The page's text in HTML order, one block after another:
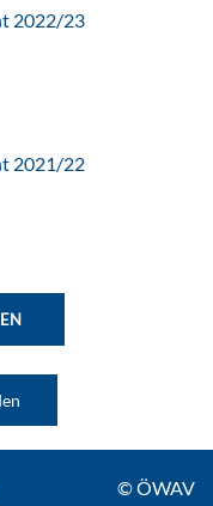
2022/23
2021/22
© ÖWAV